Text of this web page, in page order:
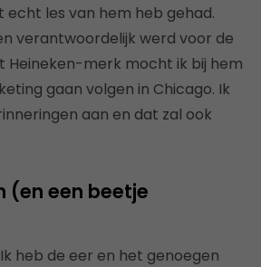
echt les van hem heb gehad.
verantwoordelijk werd voor de
Heineken-merk mocht ik bij hem
gaan volgen in Chicago. Ik
aan en dat zal ook
(en een beetje
heb de eer en het genoegen